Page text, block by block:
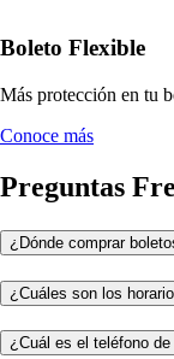
Boleto Flexible
Más protección en tu
Conoce más
Preguntas
¿Dónde comprar
¿Cuáles son los
¿Cuál es el teléfono